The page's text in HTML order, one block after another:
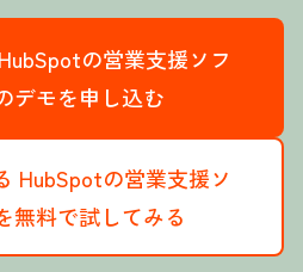
HubSpotの営業支援ソフ
デモを申し込む
HubSpotの営業支援ソ
無料で試してみる